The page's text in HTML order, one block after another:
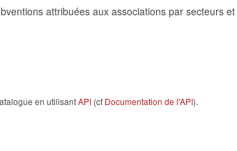
attribuées aux associations par secteurs
en utilisantAPI (cf Documentation de l'API).